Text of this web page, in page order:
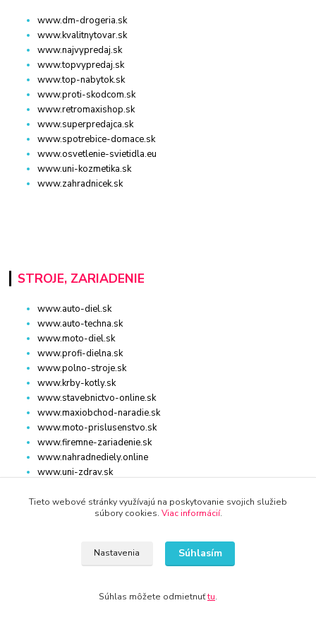
www.dm-drogeria.sk
www.kvalitnytovar.sk
www.najvypredaj.sk
www.topvypredaj.sk
www.top-nabytok.sk
www.proti-skodcom.sk
www.retromaxishop.sk
www.superpredajca.sk
www.spotrebice-domace.sk
www.osvetlenie-svietidla.eu
www.uni-kozmetika.sk
www.zahradnicek.sk
STROJE, ZARIADENIE
www.auto-diel.sk
www.auto-techna.sk
www.moto-diel.sk
www.profi-dielna.sk
www.polno-stroje.sk
www.krby-kotly.sk
www.stavebnictvo-online.sk
www.maxiobchod-naradie.sk
www.moto-prislusenstvo.sk
www.firemne-zariadenie.sk
www.nahradnediely.online
www.uni-zdrav.sk
www.zariadenie-firmy.sk
Tieto webové stránky využívajú na poskytovanie svojich služieb
súbory cookies. Viac informácií.
Nastavenia Súhlasím
Súhlas môžete odmietnuťtu.